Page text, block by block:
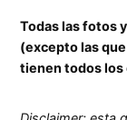
Todas las fotos
(excepto las
tienen todos los